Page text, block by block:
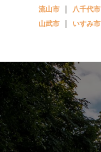
流山市 ｜ 八千代市
山武市 ｜ いすみ市